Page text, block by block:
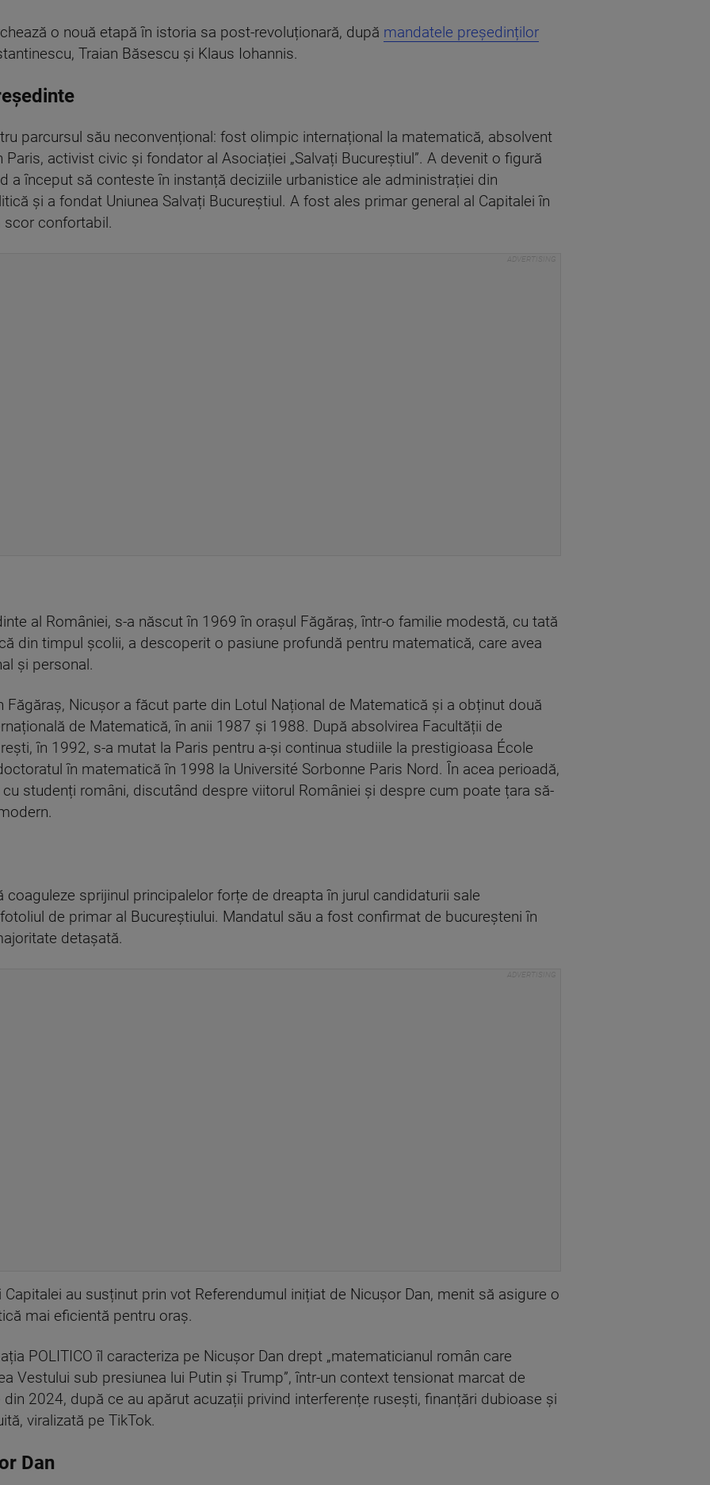
o nouă etapă în istoria sa post-revoluționară, după mandatele președinților
Traian Băsescu și Klaus Iohannis.
parcursul său neconvențional: fost olimpic internațional la matematică, absolvent
activist civic și fondator al Asociației „Salvați Bucureștiul”. A devenit o figură
a început să conteste în instanță deciziile urbanistice ale administrației din
și a fondat Uniunea Salvați Bucureștiul. A fost ales primar general al Capitalei în
scor confortabil.
al României, s-a născut în 1969 în orașul Făgăraș, într-o familie modestă, cu tată
din timpul școlii, a descoperit o pasiune profundă pentru matematică, care avea
și personal.
Făgăraș, Nicușor a făcut parte din Lotul Național de Matematică și a obținut două
de Matematică, în anii 1987 și 1988. După absolvirea Facultății de
în 1992, s-a mutat la Paris pentru a-și continua studiile la prestigioasa École
în matematică în 1998 la Université Sorbonne Paris Nord. În acea perioadă,
studenți români, discutând despre viitorul României și despre cum poate țara să-
coaguleze sprijinul principalelor forțe de dreapta în jurul candidaturii sale
de primar al Bucureștiului. Mandatul său a fost confirmat de bucureșteni în
detașată.
au susținut prin vot Referendumul inițiat de Nicușor Dan, menit să asigure o
mai eficientă pentru oraș.
POLITICO îl caracteriza pe Nicușor Dan drept „matematicianul român care
Vestului sub presiunea lui Putin și Trump”, într-un context tensionat marcat de
2024, după ce au apărut acuzații privind interferențe rusești, finanțări dubioase și
viralizată pe TikTok.
Dan